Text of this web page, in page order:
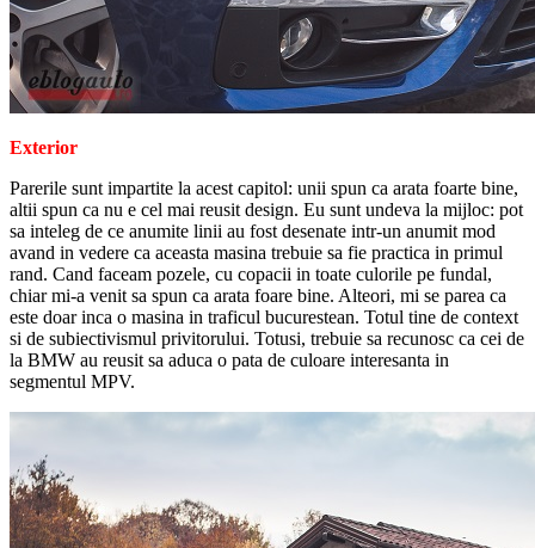
Exterior
Parerile sunt impartite la acest capitol: unii spun ca arata foarte bine,
altii spun ca nu e cel mai reusit design. Eu sunt undeva la mijloc: pot
sa inteleg de ce anumite linii au fost desenate intr-un anumit mod
avand in vedere ca aceasta masina trebuie sa fie practica in primul
rand. Cand faceam pozele, cu copacii in toate culorile pe fundal,
chiar mi-a venit sa spun ca arata foare bine. Alteori, mi se parea ca
este doar inca o masina in traficul bucurestean. Totul tine de context
si de subiectivismul privitorului. Totusi, trebuie sa recunosc ca cei de
la BMW au reusit sa aduca o pata de culoare interesanta in
segmentul MPV.